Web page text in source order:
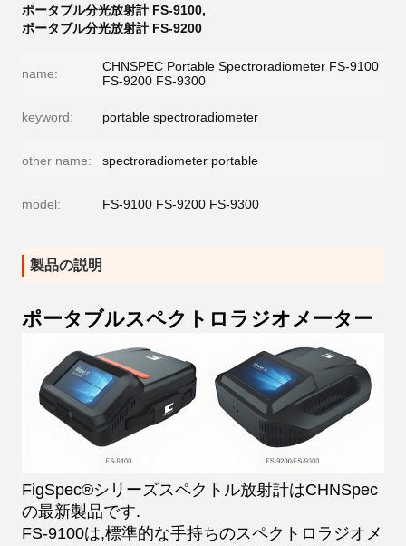
ポータブル分光放射計 FS-9100,
ポータブル分光放射計 FS-9200
name:
CHNSPEC Portable Spectroradiometer FS-9100
FS-9200 FS-9300
keyword: portable spectroradiometer
other name: spectroradiometer portable
model: FS-9100 FS-9200 FS-9300
製品の説明
ポータブルスペクトロラジオメーター
FigSpec®シリーズスペクトル放射計はCHNSpec
の最新製品です.
FS-9100は,標準的な手持ちのスペクトロラジオメ